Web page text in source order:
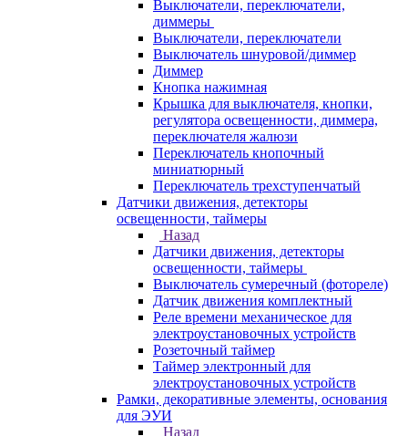
Выключатели, переключатели,
диммеры
Выключатели, переключатели
Выключатель шнуровой/диммер
Диммер
Кнопка нажимная
Крышка для выключателя, кнопки,
регулятора освещенности, диммера,
переключателя жалюзи
Переключатель кнопочный
миниатюрный
Переключатель трехступенчатый
Датчики движения, детекторы
освещенности, таймеры
Назад
Датчики движения, детекторы
освещенности, таймеры
Выключатель сумеречный (фотореле)
Датчик движения комплектный
Реле времени механическое для
электроустановочных устройств
Розеточный таймер
Таймер электронный для
электроустановочных устройств
Рамки, декоративные элементы, основания
для ЭУИ
Назад